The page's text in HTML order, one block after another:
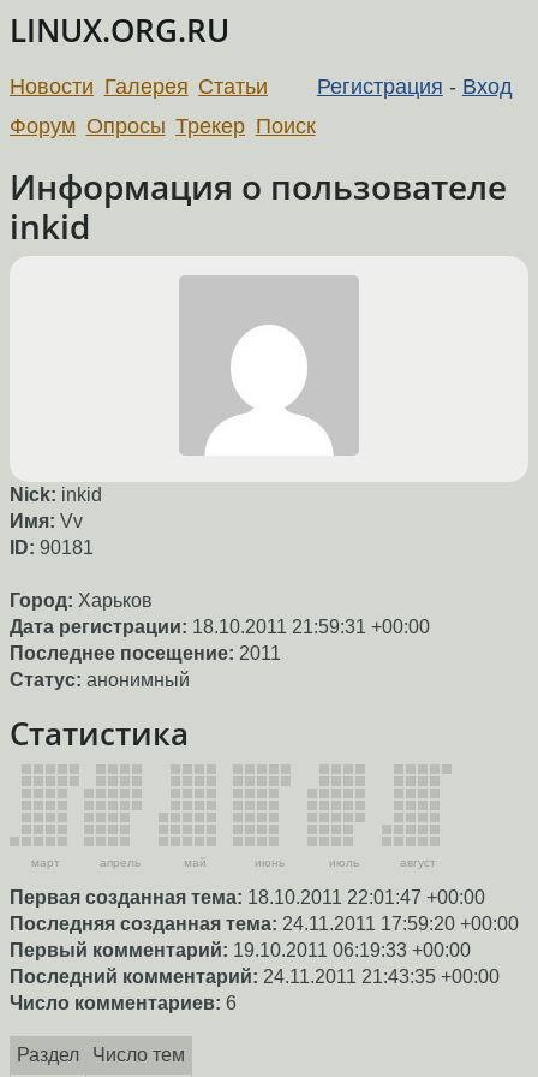
LINUX.ORG.RU
Регистрация - Вход
Новости Галерея Статьи
Форум Опросы Трекер Поиск
Информация о пользователе
inkid
Nick: inkid
Имя: Vv
ID: 90181
Город: Харьков
Дата регистрации: 18.10.2011 21:59:31 +00:00
Последнее посещение: 2011
Статус: анонимный
Статистика
март апрель май июнь июль август
Первая созданная тема: 18.10.2011 22:01:47 +00:00
Последняя созданная тема: 24.11.2011 17:59:20 +00:00
Первый комментарий: 19.10.2011 06:19:33 +00:00
Последний комментарий: 24.11.2011 21:43:35 +00:00
Число комментариев: 6
Раздел Число тем